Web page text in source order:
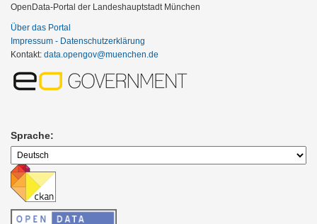
OpenData-Portal der Landeshauptstadt München
Über das Portal
Impressum - Datenschutzerklärung
Kontakt: data.opengov@muenchen.de
Sprache